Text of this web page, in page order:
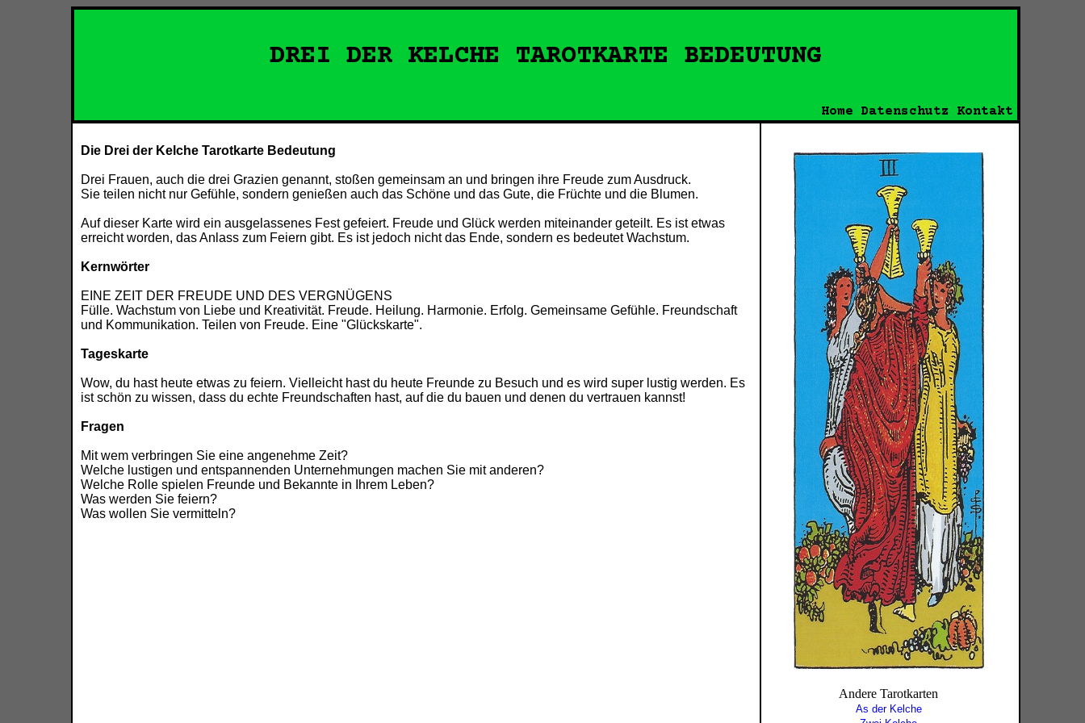
DREI DER KELCHE TAROTKARTE BEDEUTUNG
Home Datenschutz Kontakt
Die Drei der Kelche Tarotkarte Bedeutung
Drei Frauen, auch die drei Grazien genannt, stoßen gemeinsam an und bringen ihre Freude zum Ausdruck.
Sie teilen nicht nur Gefühle, sondern genießen auch das Schöne und das Gute, die Früchte und die Blumen.
Auf dieser Karte wird ein ausgelassenes Fest gefeiert. Freude und Glück werden miteinander geteilt. Es ist etwas
erreicht worden, das Anlass zum Feiern gibt. Es ist jedoch nicht das Ende, sondern es bedeutet Wachstum.
Kernwörter
EINE ZEIT DER FREUDE UND DES VERGNÜGENS
Fülle. Wachstum von Liebe und Kreativität. Freude. Heilung. Harmonie. Erfolg. Gemeinsame Gefühle. Freundschaft
und Kommunikation. Teilen von Freude. Eine "Glückskarte".
Tageskarte
Wow, du hast heute etwas zu feiern. Vielleicht hast du heute Freunde zu Besuch und es wird super lustig werden. Es
ist schön zu wissen, dass du echte Freundschaften hast, auf die du bauen und denen du vertrauen kannst!
Fragen
Mit wem verbringen Sie eine angenehme Zeit?
Welche lustigen und entspannenden Unternehmungen machen Sie mit anderen?
Welche Rolle spielen Freunde und Bekannte in Ihrem Leben?
Was werden Sie feiern?
Was wollen Sie vermitteln?
Andere Tarotkarten
As der Kelche